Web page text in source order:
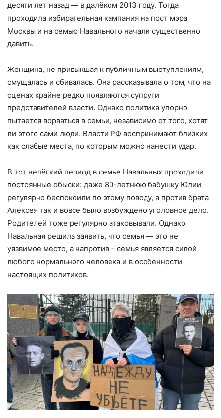
десяти лет назад — в далёком 2013 году. Тогда
проходила избирательная кампания на пост мэра
Москвы и на семью Навального начали существенно
давить.
Женщина, не привыкшая к публичным выступлениям,
смущалась и сбивалась. Она рассказывала о том, что на
сценах крайне редко появляются супруги
представителей власти. Однако политика упорно
пытается ворваться в семьи, независимо от того, хотят
ли этого сами люди. Власти РФ воспринимают близких
как слабые места, по которым можно нанести удар.
В тот нелёгкий период в семье Навальных проходили
постоянные обыски: даже 80-летнюю бабушку Юлии
регулярно беспокоили по этому поводу, а против брата
Алексея так и вовсе было возбуждено уголовное дело.
Родителей тоже регулярно атаковывали. Однако
Навальная решила заявить, что семья — это не
уязвимое место, а напротив – семья является силой
любого нормального человека и в особенности
настоящих политиков.